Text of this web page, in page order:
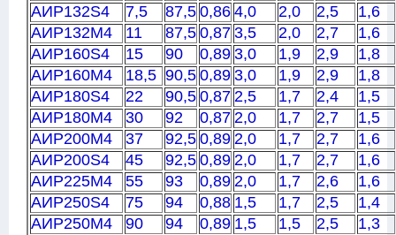
АИР132S4
7,5 87,5 0,86 4,0 2,0 2,5
1,6
АИР132M4
11 87,5 0,87 3,5 2,0 2,7
1,6
АИР160S4
15 90 0,89 3,0 1,9 2,9
1,8
АИР160M4
18,5 90,5 0,89 3,0 1,9 2,9
1,8
АИР180S4
22 90,5 0,87 2,5 1,7 2,4
1,5
АИР180M4
30 92 0,87 2,0 1,7 2,7
1,5
АИР200M4
37 92,5 0,89 2,0 1,7 2,7
1,6
АИР200S4
45 92,5 0,89 2,0 1,7 2,7
1,6
АИР225M4
55 93 0,89 2,0 1,7 2,6
1,6
АИР250S4
75 94 0,88 1,5 1,7 2,5
1,4
АИР250M4
90 94 0,89 1,5 1,5 2,5
1,3